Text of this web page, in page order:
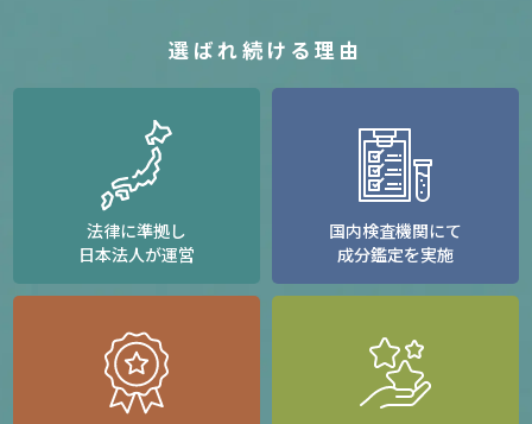
選ばれ続ける理由
法律に準拠し
日本法人が運営
国内検査機関にて
成分鑑定を実施